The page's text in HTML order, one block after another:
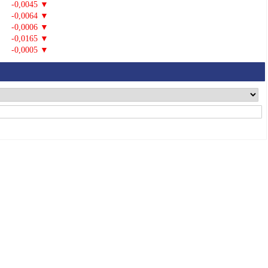
-0,0045 ▼
-0,0064 ▼
-0,0006 ▼
-0,0165 ▼
-0,0005 ▼